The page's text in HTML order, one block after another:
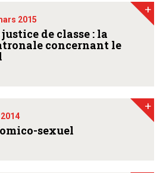
2015
de classe : la
concernant le
+
sexuel
+